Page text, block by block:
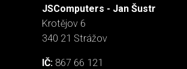
JSComputers - Jan Šustr
Krotějov 6
340 21 Strážov
IČ: 867 66 121